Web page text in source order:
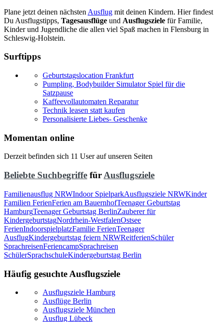
Plane jetzt deinen nächsten Ausflug mit deinen Kindern. Hier findest
Du Ausflugstipps, Tagesausflüge und Ausflugsziele für Familie,
Kinder und Jugendliche die allen viel Spaß machen in Flensburg in
Schleswig-Holstein.
Surftipps
Geburtstagslocation Frankfurt
Pumpling, Bodybuilder Simulator Spiel für die
Satzpause
Kaffeevollautomaten Reparatur
Technik leasen statt kaufen
Personalisierte Liebes- Geschenke
Momentan online
Derzeit befinden sich 11 User auf unseren Seiten
Beliebte Suchbegriffe für Ausflugsziele
Familienausflug NRWIndoor SpielparkAusflugsziele NRWKinder
Familien FerienFerien am BauernhofTeenager Geburtstag
HamburgTeenager Geburtstag BerlinZauberer für
KindergeburtstagNordrhein-WestfalenOstsee
FerienIndoorspielplatzFamilie FerienTeenager
AusflugKindergeburtstag feiern NRWReitferienSchüler
SprachreisenFeriencampSprachreisen
SchülerSprachschuleKindergeburtstag Berlin
Häufig gesuchte Ausflugsziele
Ausflugsziele Hamburg
Ausflüge Berlin
Ausflugsziele München
Ausflug Lübeck